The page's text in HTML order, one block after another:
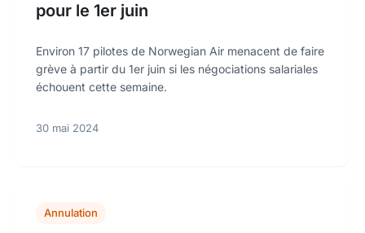
pour le 1er juin
Environ 17 pilotes de Norwegian Air menacent de faire
grève à partir du 1er juin si les négociations salariales
échouent cette semaine.
30 mai 2024
Annulation